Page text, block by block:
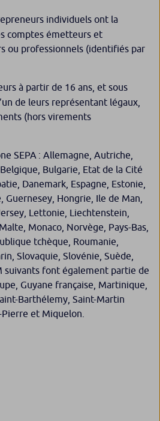
individuels ont la
comptes émetteurs et
ou professionnels (identifiés par
à partir de 16 ans, et sous
de leurs représentant légaux,
(hors virements
SEPA : Allemagne, Autriche,
Bulgarie, Etat de la Cité
Danemark, Espagne, Estonie,
Guernesey, Hongrie, Ile de Man,
Lettonie, Liechtenstein,
Monaco, Norvège, Pays-Bas,
tchèque, Roumanie,
Slovaquie, Slovénie, Suède,
suivants font également partie de
Guyane française, Martinique,
Barthélemy, Saint-Martin
et Miquelon.